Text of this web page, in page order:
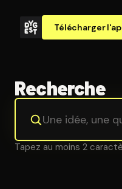
Télécharger
Recherche
Tapez au moins 2